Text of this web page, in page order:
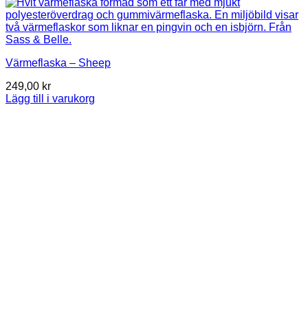
Värmeflaska – Sheep
249,00 kr
Lägg till i varukorg